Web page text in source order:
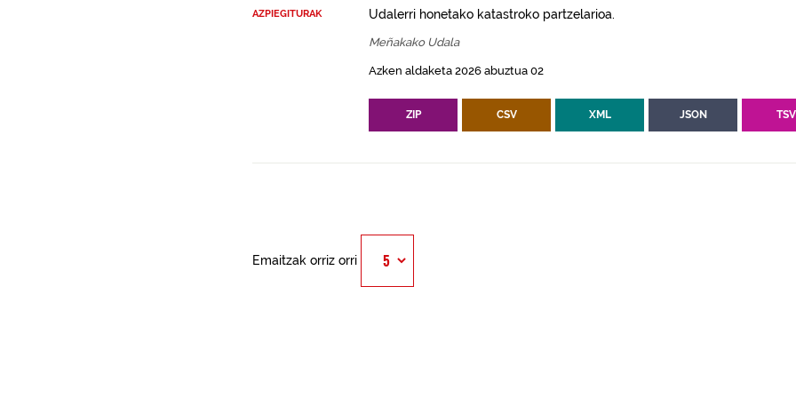
AZPIEGITURAK
Udalerri honetako katastroko partzelarioa.
Meñakako Udala
Azken aldaketa 2026 abuztua 02
ZIP CSV XML JSON TSV
Emaitzak orriz orri